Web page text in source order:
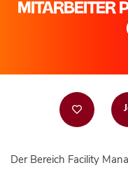
MITARBEITER
Der Bereich Facility